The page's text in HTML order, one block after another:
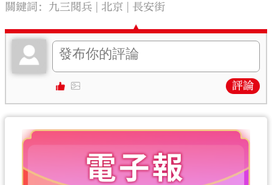
關鍵詞： 九三閱兵 北京 長安街
評論